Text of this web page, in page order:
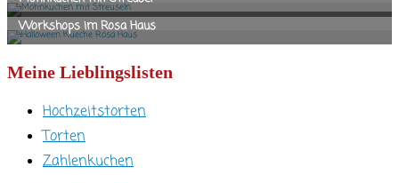
Meine Lieblingslisten
Hochzeitstorten
Torten
Zahlenkuchen